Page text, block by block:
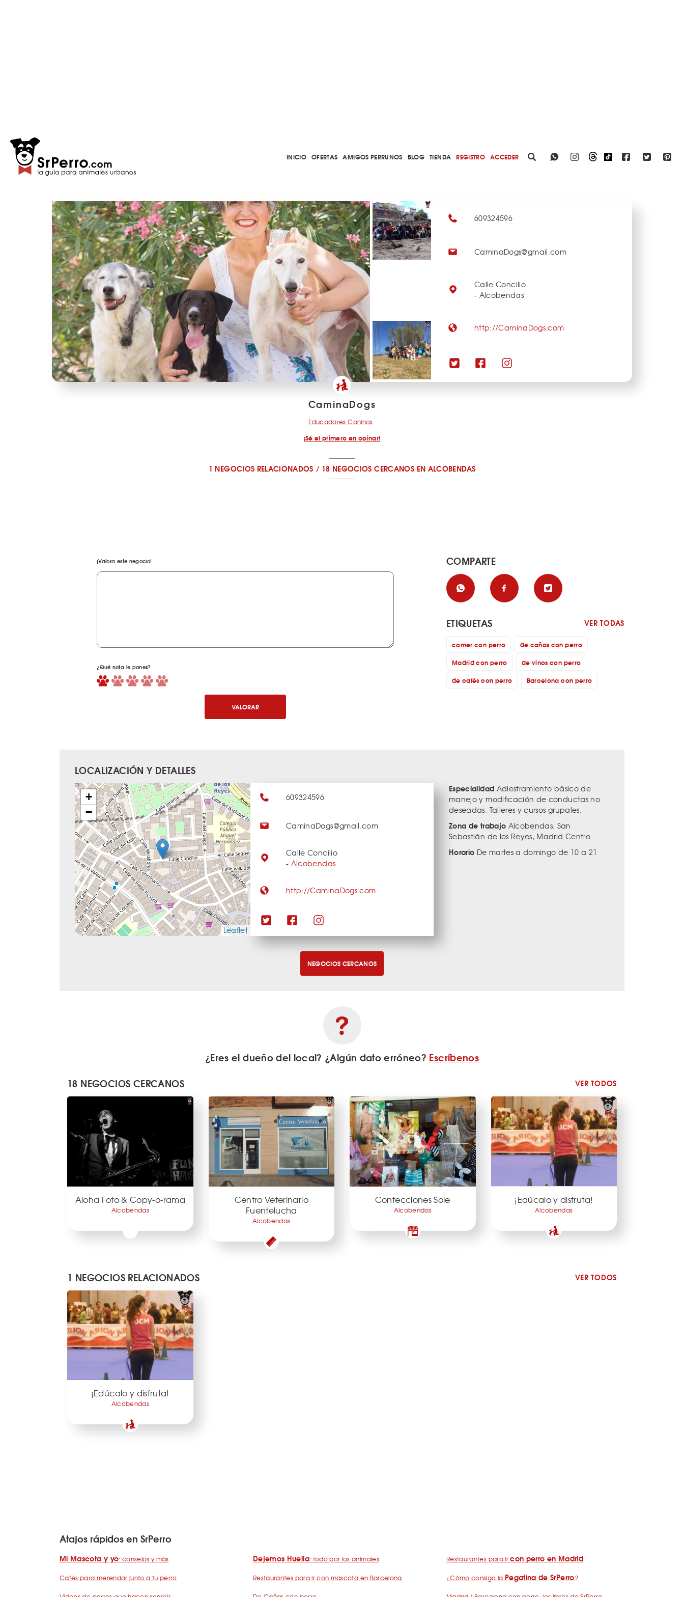
INICIO OFERTAS AMIGOS PERRUNOS BLOG TIENDA REGISTRO ACCEDER
609324596
CaminaDogs@gmail.com
Calle Concilio
- Alcobendas
http://CaminaDogs.com
CaminaDogs
Educadores Caninos
¡Sé el primero en opinar!
1 NEGOCIOS RELACIONADOS / 18 NEGOCIOS CERCANOS EN ALCOBENDAS
¡Valora este negocio!
¿Qué nota le pones?
VALORAR
COMPARTE
ETIQUETAS VER TODAS
comer con perro
de cañas con perro
Madrid con perro
de vinos con perro
de cafés con perro
Barcelona con perro
LOCALIZACIÓN Y DETALLES
+
−
Leaflet
609324596
CaminaDogs@gmail.com
Calle Concilio
- Alcobendas
http://CaminaDogs.com
Especialidad Adiestramiento básico de
manejo y modificación de conductas no
deseadas. Talleres y cursos grupales.
Zona de trabajo Alcobendas, San
Sebastián de los Reyes, Madrid Centro.
Horario De martes a domingo de 10 a 21
NEGOCIOS CERCANOS
¿Eres el dueño del local? ¿Algún dato erróneo? Escríbenos
18 NEGOCIOS CERCANOS
VER TODOS
Aloha Foto & Copy-o-rama
Alcobendas
Centro Veterinario
Fuentelucha
Alcobendas
Confecciones Sole
Alcobendas
¡Edúcalo y disfruta!
Alcobendas
1 NEGOCIOS RELACIONADOS VER TODOS
¡Edúcalo y disfruta!
Alcobendas
Atajos rápidos en SrPerro
Mi Mascota y yo: consejos y más
Cafés para merendar junto a tu perro
Dejemos Huella: todo por los animales
Restaurantes para ir con mascota en Barcelona
Restaurantes para ircon perro en Madrid
¿Cómo consigo la Pegatina de SrPerro?